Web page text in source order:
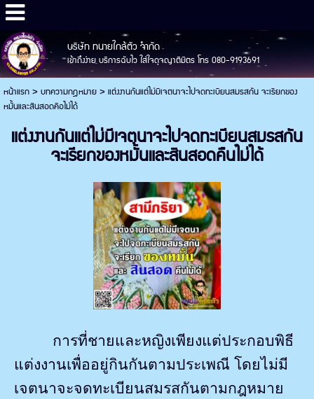
บริษัท ทนายใกล้ตัว จำกัด
เข้าถึงง่าย บริการฉับไว ใส่ใจดุจญาติมิตร โทร 080-9193691
หน้าแรก>บทความกฎหมาย>แต่งงานกันแต่ไม่มีเจตนาจะไปจดทะเบียนสมรสกัน จะเรียกของ
หมั้นและสินสอดคือไม่ได้
แต่งงานกันแต่ไม่มีเจตนาจะไปจดทะเบียนสมรสกัน
จะเรียกของหมั้นและสินสอดคืนไม่ได้
การที่ชายและหญิงเพียงแต่ประกอบพิธี
แต่งงานเพื่ออยู่กินกันตามประเพณี โดยไม่มี
เจตนาจะจดทะเบียนสมรสกันตามกฎหมาย